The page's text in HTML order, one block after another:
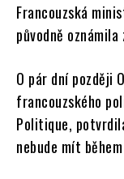
Francouzská
původně
O pár dní později
francouzského
Politique,
nebude mít